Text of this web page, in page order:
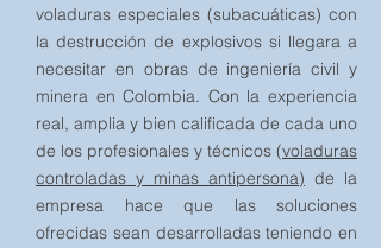
voladuras especiales (subacuáticas) con
la destrucción de explosivos si llegara a
necesitar en obras de ingeniería civil y
minera en Colombia. Con la experiencia
real, amplia y bien calificada de cada uno
de los profesionales y técnicos (voladuras
controladas y minas antipersona) de la
empresa hace que las soluciones
ofrecidas sean desarrolladas teniendo en